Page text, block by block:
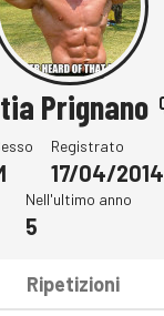
Prignano
Registrato
17/04/2014
Nell'ultimo anno
5
Ripetizioni